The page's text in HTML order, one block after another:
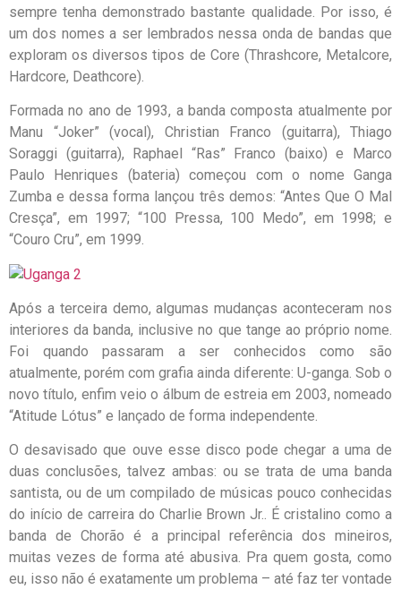
sempre tenha demonstrado bastante qualidade. Por isso, é
um dos nomes a ser lembrados nessa onda de bandas que
exploram os diversos tipos de Core (Thrashcore, Metalcore,
Hardcore, Deathcore).
Formada no ano de 1993, a banda composta atualmente por
Manu “Joker” (vocal), Christian Franco (guitarra), Thiago
Soraggi (guitarra), Raphael “Ras” Franco (baixo) e Marco
Paulo Henriques (bateria) começou com o nome Ganga
Zumba e dessa forma lançou três demos: “Antes Que O Mal
Cresça”, em 1997; “100 Pressa, 100 Medo”, em 1998; e
“Couro Cru”, em 1999.
Após a terceira demo, algumas mudanças aconteceram nos
interiores da banda, inclusive no que tange ao próprio nome.
Foi quando passaram a ser conhecidos como são
atualmente, porém com grafia ainda diferente: U-ganga. Sob o
novo título, enfim veio o álbum de estreia em 2003, nomeado
“Atitude Lótus” e lançado de forma independente.
O desavisado que ouve esse disco pode chegar a uma de
duas conclusões, talvez ambas: ou se trata de uma banda
santista, ou de um compilado de músicas pouco conhecidas
do início de carreira do Charlie Brown Jr.. É cristalino como a
banda de Chorão é a principal referência dos mineiros,
muitas vezes de forma até abusiva. Pra quem gosta, como
eu, isso não é exatamente um problema – até faz ter vontade